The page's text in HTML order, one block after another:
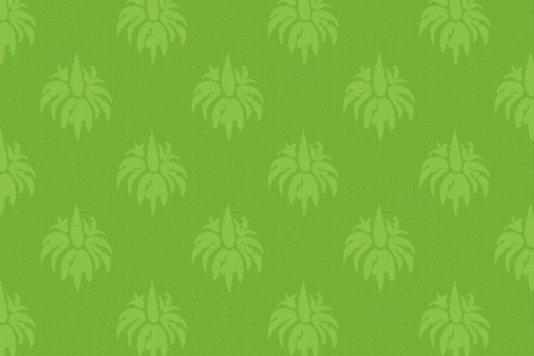
lustaságot. Elhízást,
izomnövekedést, ödémát,
megfázásra, köhögésre.
kapzsiságot.
Savanyú
folyékony, forró)Virya: fűt